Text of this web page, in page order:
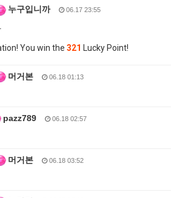
누구입니까 06.17 23:55
You win the 321 Lucky Point!
머거본 06.18 01:13
pazz789 06.18 02:57
머거본 06.18 03:52